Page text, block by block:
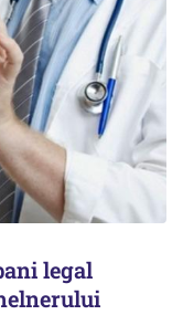
legal